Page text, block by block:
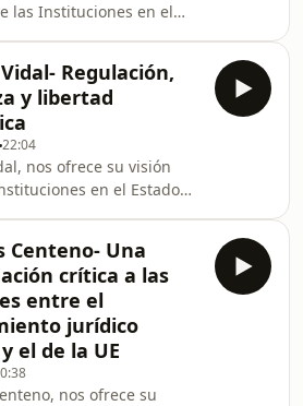
las Instituciones en el
al poder tributario-
con Andrés
de Derecho
en la Universidad
Regulación,
y libertad
22:04
nos ofrece su visión
en el Estado
de los
Financieros en el Estado
de Derecho- en una
Andrés Betancor,
Derecho Administrativo
Pompeu Fabra.
Centeno- Una
crítica a las
entre el
jurídico
el de la UE
nos ofrece su